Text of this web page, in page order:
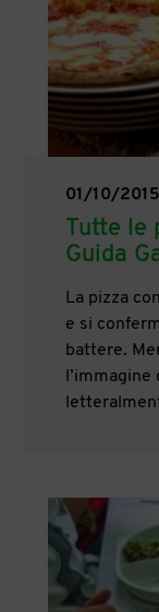
01/10/2015
Tutte le
Guida
La pizza
e si
battere.